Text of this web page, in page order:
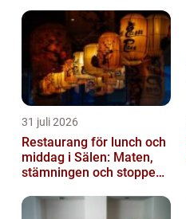
31 juli 2026
Restaurang för lunch och
middag i Sälen: Maten,
stämningen och stoppen